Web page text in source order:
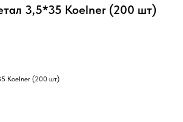
3,5*35 Koelner (200 шт)
Koelner (200 шт)